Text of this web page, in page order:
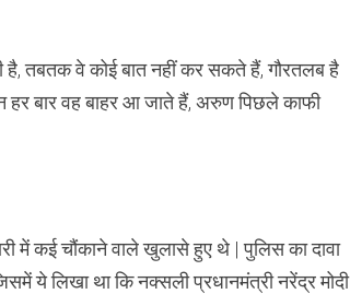
है, तबतक वे कोई बात नहीं कर सकते हैं, गौरतलब है
हर बार वह बाहर आ जाते हैं, अरुण पिछले काफी
में कई चौंकाने वाले खुलासे हुए थे | पुलिस का दावा
ये लिखा था कि नक्सली प्रधानमंत्री नरेंद्र मोदी